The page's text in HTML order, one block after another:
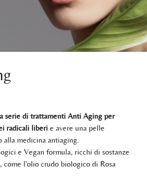
serie di trattamenti Anti Aging per
radicali liberi e avere una pelle
alla medicina antiaging.
e Vegan formula, ricchi di sostanze
come l'olio crudo biologico di Rosa